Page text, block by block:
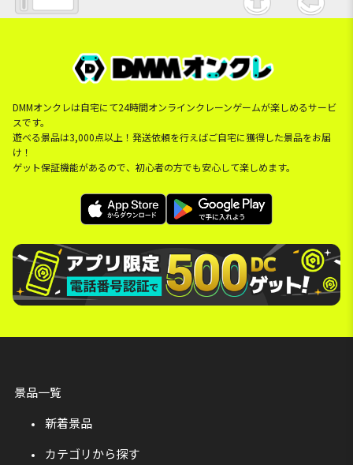
DMMオンクレは自宅にて24時間オンラインクレーンゲームが楽しめるサービ
スです。
遊べる景品は3,000点以上！発送依頼を行えばご自宅に獲得した景品をお届
け！
ゲット保証機能があるので、初心者の方でも安心して楽しめます。
景品一覧
新着景品
カテゴリから探す